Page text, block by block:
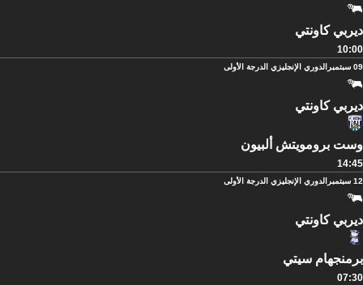
ديربي كاونتي
10:00
09 سبتمبر الدوري الإنجليزي الدرجة الأولى
ديربي كاونتي
وست برومويتش ألبيون
14:45
12 سبتمبر الدوري الإنجليزي الدرجة الأولى
ديربي كاونتي
برمنجهام سيتي
07:30